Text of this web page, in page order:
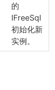
的
IFreeSql
初始化新
实例。